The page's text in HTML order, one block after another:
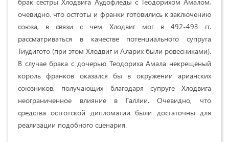
очевидно, что остготы и франки готовились к заключению
союза, в связи с чем Хлодвиг мог в 492-493 гг.
рассматриваться в качестве потенциального супруга
Тиудигото (при этом Хлодвиг и Аларих были ровесниками).
В случае брака с дочерью Теодориха Амала некрещеный
король франков оказался бы в окружении арианских
союзников, получающих благодаря супруге Хлодвига
неограниченное влияние в Галлии. Очевидно, что
средства остготской дипломатии были достаточны для
реализации подобного сценария.